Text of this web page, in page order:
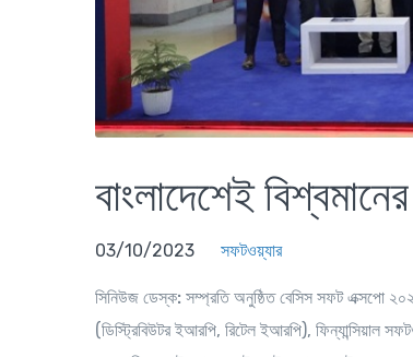
বাংলাদেশেই
03/10/2023 সফটওয়্যার
সিনিউজ ডেস্ক: সম্প্রতি অনুষ্ঠিত বেসিস সফট এক্সপো
(ডিস্ট্রিবিউটর ইআরপি, রিটেল ইআরপি), ফিন্যান্সিয়াল